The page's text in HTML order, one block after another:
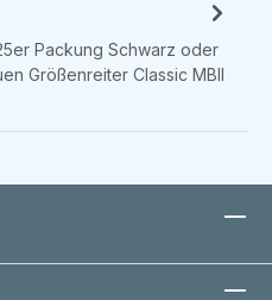
Packung Schwarz oder
Größenreiter Classic MBII